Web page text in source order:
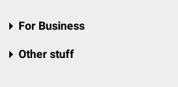
For Business
Other stuff